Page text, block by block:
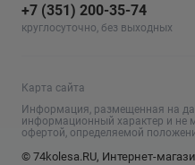
+7 (351) 200-35-74
круглосуточно, без выходных
Карта сайта
Информация, размещенная на
информационный характер и не
офертой, определяемой
© 74kolesa.RU, Интернет-